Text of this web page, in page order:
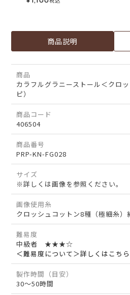
商品説明
商品
カラフルグラニーストール＜クロ
ピ）
商品コード
406504
商品番号
PRP-KN-FG028
サイズ
※詳しくは画像を参照ください。
画像使用糸
クロッシュコットン8種（極細糸）
難易度
中級者 ★★★☆
＜難易度について＞詳しくはこちら
製作時間（目安）
30～50時間